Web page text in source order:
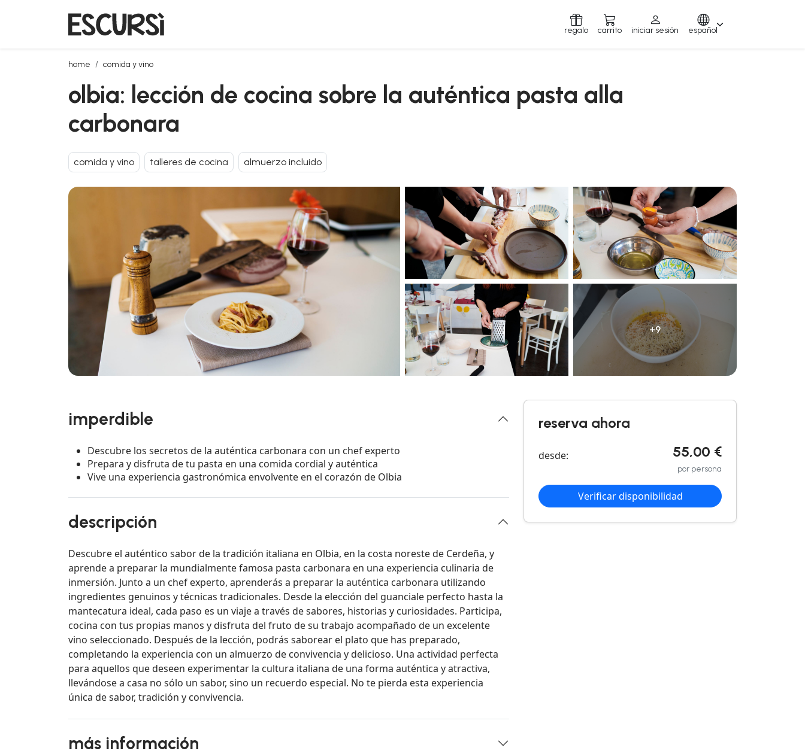
regalo carrito iniciar sesión español
home comida y vino
olbia: lección de cocina sobre la auténtica pasta alla carbonara
olbia: lección de cocina sobre la auténtica pasta alla
carbonara
comida y vino talleres de cocina almuerzo incluido
+9
imperdible
Descubre los secretos de la auténtica carbonara con un chef experto
Prepara y disfruta de tu pasta en una comida cordial y auténtica
Vive una experiencia gastronómica envolvente en el corazón de Olbia
descripción
Descubre el auténtico sabor de la tradición italiana en Olbia, en la costa noreste de Cerdeña, y
aprende a preparar la mundialmente famosa pasta carbonara en una experiencia culinaria de
inmersión. Junto a un chef experto, aprenderás a preparar la auténtica carbonara utilizando
ingredientes genuinos y técnicas tradicionales. Desde la elección del guanciale perfecto hasta la
mantecatura ideal, cada paso es un viaje a través de sabores, historias y curiosidades. Participa,
cocina con tus propias manos y disfruta del fruto de su trabajo acompañado de un excelente
vino seleccionado. Después de la lección, podrás saborear el plato que has preparado,
completando la experiencia con un almuerzo de convivencia y delicioso. Una actividad perfecta
para aquellos que deseen experimentar la cultura italiana de una forma auténtica y atractiva,
llevándose a casa no sólo un sabor, sino un recuerdo especial. No te pierda esta experiencia
única de sabor, tradición y convivencia.
más información
reserva ahora
desde: 55,00 €
por persona
Verificar disponibilidad